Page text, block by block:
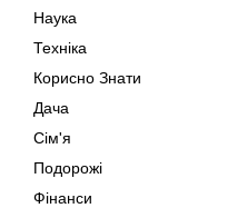
Наука
Техніка
Корисно Знати
Дача
Сім'я
Подорожі
Фінанси